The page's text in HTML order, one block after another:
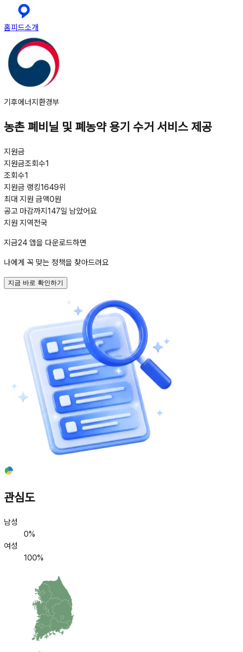
홈피드소개
기후에너지환경부
농촌 폐비닐 및 폐농약 용기 수거 서비스 제공
지원금
지원금조회수1
조회수1
지원금 랭킹1649위
최대 지원 금액0원
공고 마감까지147일 남았어요
지원 지역전국
지금24 앱을 다운로드하면
나에게 꼭 맞는 정책을 찾아드려요
지금 바로 확인하기
관심도
남성
0%
여성
100%